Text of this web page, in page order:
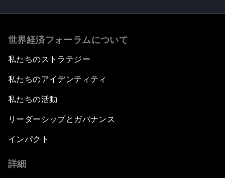
世界経済フォーラムについて
私たちのストラテジー
私たちのアイデンティティ
私たちの活動
リーダーシップとガバナンス
インパクト
詳細